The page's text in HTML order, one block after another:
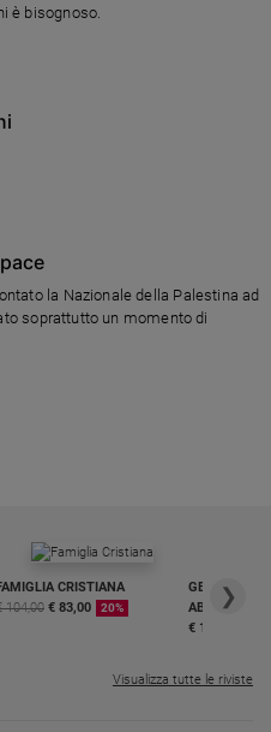
è bisognoso.
la Nazionale della Palestina ad
soprattutto un momento di
CRISTIANA
104,00 € 83,00 20%
GBABY
€ 16,99
❯
Visualizza tutte le riviste